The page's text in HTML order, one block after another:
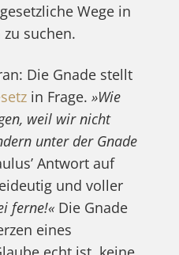
Wege in
suchen.
Die Gnade stellt
in Frage. »Wie
weil wir nicht
unter der Gnade
Antwort auf
und voller
ferne!«Die Gnade
eines